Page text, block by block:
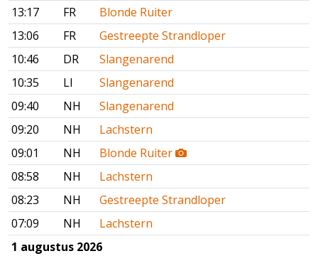
13:17
FR
Blonde Ruiter
13:06
FR
Gestreepte Strandloper
10:46
DR
Slangenarend
10:35
LI
Slangenarend
09:40
NH
Slangenarend
09:20
NH
Lachstern
09:01
NH
Blonde Ruiter
08:58
NH
Lachstern
08:23
NH
Gestreepte Strandloper
07:09
NH
Lachstern
1 augustus 2026